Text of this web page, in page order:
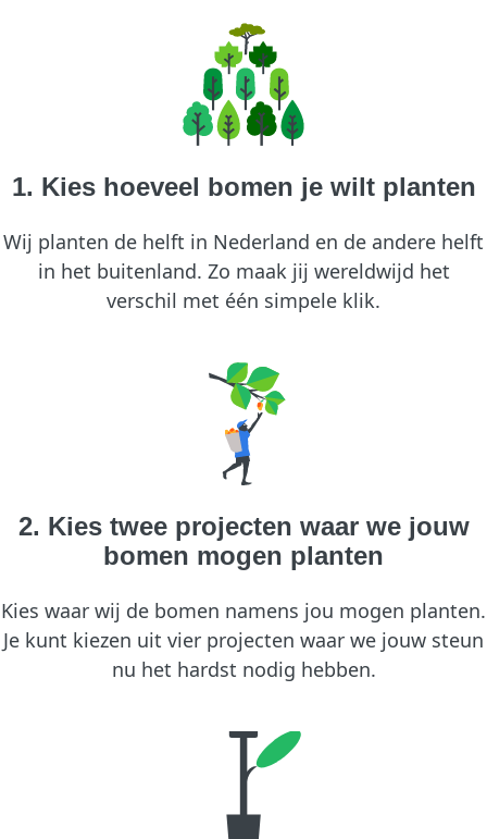
1. Kies hoeveel bomen je wilt planten
Wij planten de helft in Nederland en de andere helft
in het buitenland. Zo maak jij wereldwijd het
verschil met één simpele klik.
2. Kies twee projecten waar we jouw
bomen mogen planten
Kies waar wij de bomen namens jou mogen planten.
Je kunt kiezen uit vier projecten waar we jouw steun
nu het hardst nodig hebben.